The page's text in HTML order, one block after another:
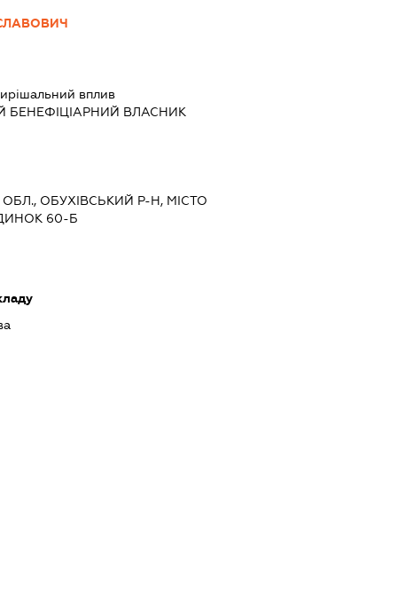
вплив
БЕНЕФІЦІАРНИЙ ВЛАСНИК
ОБЛ., ОБУХІВСЬКИЙ Р-Н, МІСТО
60-Б